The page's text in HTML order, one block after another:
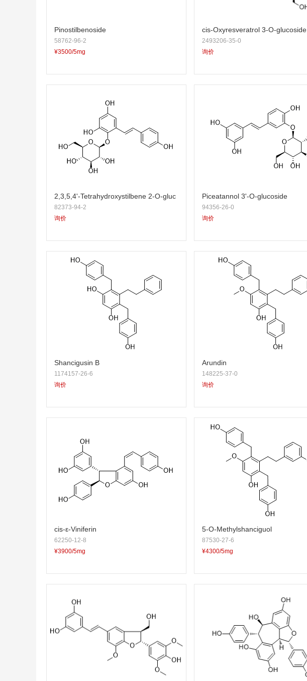
Pinostilbenoside
58762-96-2
¥3500/5mg
cis-Oxyresveratrol 3-O-glucoside
2493206-35-0
询价
2,3,5,4'-Tetrahydroxystilbene 2-O-gluc
oside
82373-94-2
询价
Piceatannol 3'-O-glucoside
94356-26-0
询价
Shancigusin B
1174157-26-6
询价
Arundin
148225-37-0
询价
cis-ε-Viniferin
62250-12-8
¥3900/5mg
5-O-Methylshanciguol
87530-27-6
¥4300/5mg